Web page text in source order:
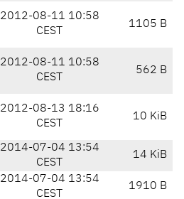
2012-08-11 10:58
CEST
1105 B
2012-08-11 10:58
CEST
562 B
2012-08-13 18:16
CEST
10 KiB
2014-07-04 13:54
CEST
14 KiB
2014-07-04 13:54
CEST
1910 B